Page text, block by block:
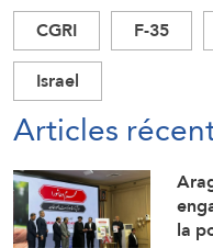
CGRI F-35
Israel
Articles
la